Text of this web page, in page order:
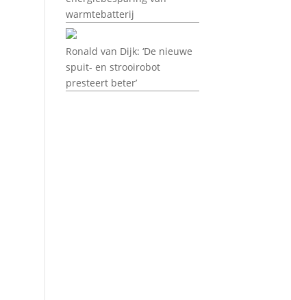
warmtebatterij
Ronald van Dijk: ‘De nieuwe
spuit- en strooirobot
presteert beter’